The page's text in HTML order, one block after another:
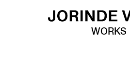
Skip to main content
WORKS